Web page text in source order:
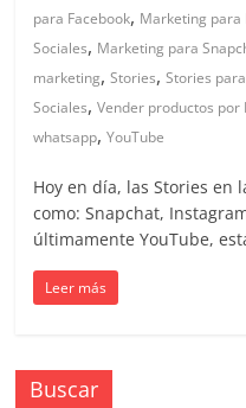
y
|
Noticias
de
para Facebook, Marketing para
Sociales, Marketing para
marketing,Stories,Stories
Sociales,Vender productos por
whatsapp,YouTube
Hoy en día, las Stories en
como: Snapchat,
últimamente YouTube,
Leer más
Buscar